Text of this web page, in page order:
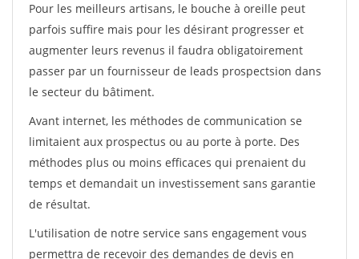
Pour les meilleurs artisans, le bouche à oreille peut
parfois suffire mais pour les désirant progresser et
augmenter leurs revenus il faudra obligatoirement
passer par un fournisseur de leads prospectsion dans
le secteur du bâtiment.
Avant internet, les méthodes de communication se
limitaient aux prospectus ou au porte à porte. Des
méthodes plus ou moins efficaces qui prenaient du
temps et demandait un investissement sans garantie
de résultat.
L'utilisation de notre service sans engagement vous
permettra de recevoir des demandes de devis en